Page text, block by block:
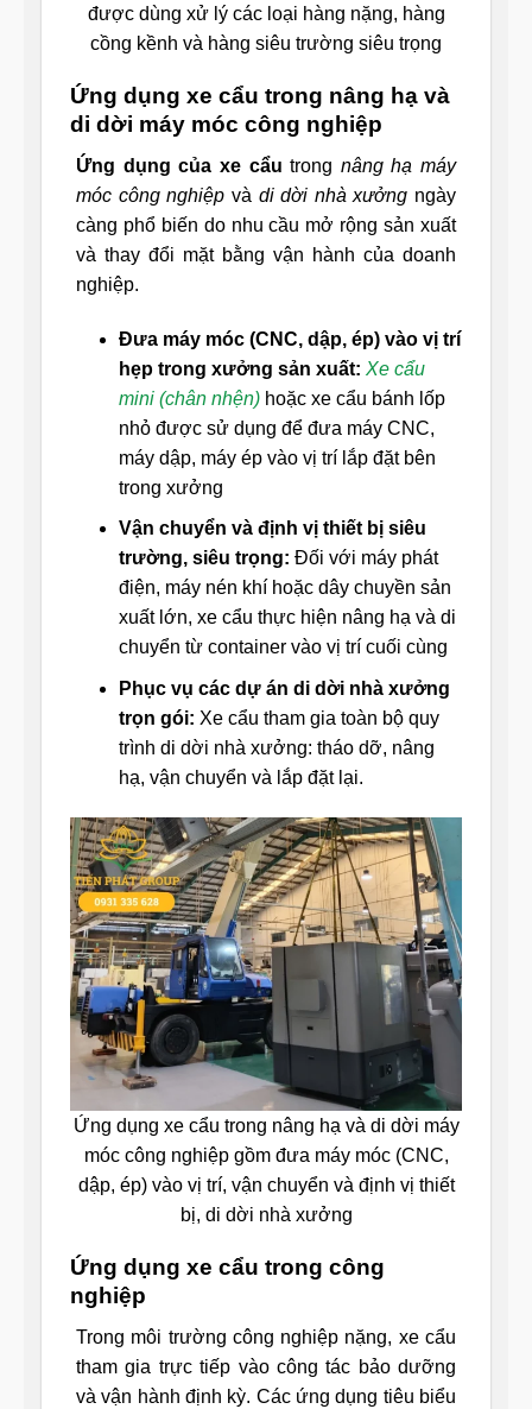
được dùng xử lý các loại hàng nặng, hàng
cồng kềnh và hàng siêu trường siêu trọng
Ứng dụng xe cẩu trong nâng hạ và
di dời máy móc công nghiệp
Ứng dụng của xe cẩu trong nâng hạ máy
móc công nghiệp và di dời nhà xưởng ngày
càng phổ biến do nhu cầu mở rộng sản xuất
và thay đổi mặt bằng vận hành của doanh
nghiệp.
Đưa máy móc (CNC, dập, ép) vào vị trí
hẹp trong xưởng sản xuất: Xe cẩu
mini (chân nhện)hoặc xe cẩu bánh lốp
nhỏ được sử dụng để đưa máy CNC,
máy dập, máy ép vào vị trí lắp đặt bên
trong xưởng
Vận chuyển và định vị thiết bị siêu
trường, siêu trọng: Đối với máy phát
điện, máy nén khí hoặc dây chuyền sản
xuất lớn, xe cẩu thực hiện nâng hạ và di
chuyển từ container vào vị trí cuối cùng
Phục vụ các dự án di dời nhà xưởng
trọn gói: Xe cẩu tham gia toàn bộ quy
trình di dời nhà xưởng: tháo dỡ, nâng
hạ, vận chuyển và lắp đặt lại.
Ứng dụng xe cẩu trong nâng hạ và di dời máy
móc công nghiệp gồm đưa máy móc (CNC,
dập, ép) vào vị trí, vận chuyển và định vị thiết
bị, di dời nhà xưởng
Ứng dụng xe cẩu trong công
nghiệp
Trong môi trường công nghiệp nặng, xe cẩu
tham gia trực tiếp vào công tác bảo dưỡng
và vận hành định kỳ. Các ứng dụng tiêu biểu